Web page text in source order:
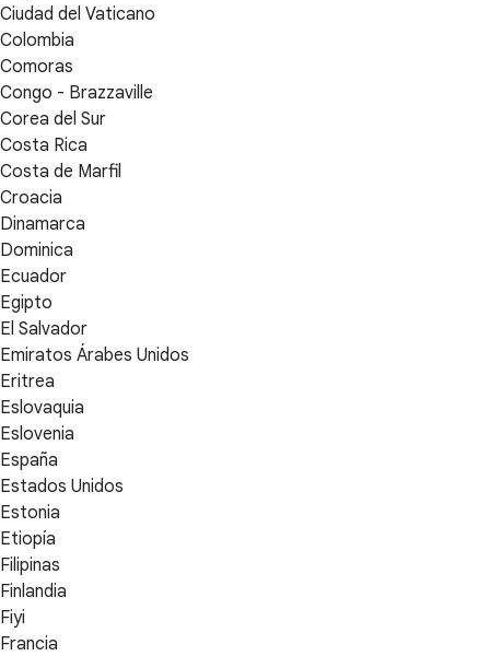
Ciudad del Vaticano
Colombia
Comoras
Congo - Brazzaville
Corea del Sur
Costa Rica
Costa de Marfil
Croacia
Dinamarca
Dominica
Ecuador
Egipto
El Salvador
Emiratos Árabes Unidos
Eritrea
Eslovaquia
Eslovenia
España
Estados Unidos
Estonia
Etiopía
Filipinas
Finlandia
Fiyi
Francia